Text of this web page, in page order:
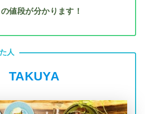
値段が分かります！
人
TAKUYA